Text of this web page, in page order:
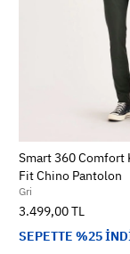
Smart 360 Comfort
Fit Chino Pantolon
Gri
3.499,00 TL
SEPETTE %25